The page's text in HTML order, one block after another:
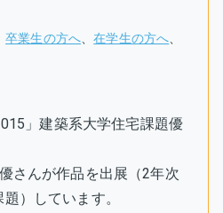
卒業生の方へ、在学生の方へ、
」建築系大学住宅課題優
さんが作品を出展（2年次
）しています。